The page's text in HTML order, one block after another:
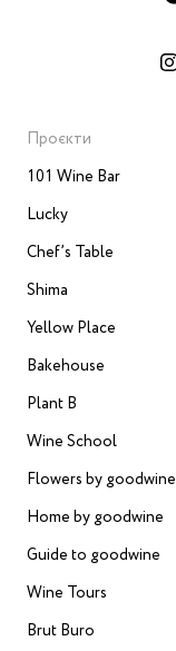
Проєкти
101 Wine Bar
Lucky
Chef’s Table
Shima
Yellow Place
Bakehouse
Plant B
Wine School
Flowers by goodwine
Home by goodwine
Guide to goodwine
Wine Tours
Brut Buro